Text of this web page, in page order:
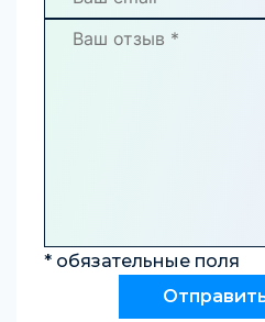
* обязательные поля